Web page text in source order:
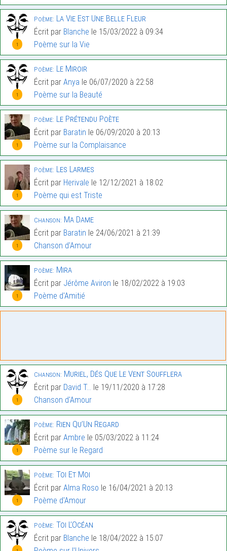
1
Poème: La Vie Est Une Belle Fleur
Écrit par Blanche le 15/03/2022 à 09:34
Poème sur la Vie
1
Poème: Le Miroir
Écrit par Anya le 06/07/2020 à 22:58
Poème sur la Beauté
1
Poème: Le Prétendu Poète
Écrit par Baratin le 06/09/2020 à 20:13
Poème sur la Complaisance
1
Poème: Les Larmes
Écrit par Herivale le 12/12/2021 à 18:02
Poème qui est Triste
1
Chanson: Ma Dame
Écrit par Baratin le 24/06/2021 à 21:39
Chanson d'Amour
1
Poème: Mira
Écrit par Jérôme Aviron le 18/02/2022 à 19:03
Poème d'Amitié
1
Chanson: Muriel, Dés Que Le Vent Soufflera
Écrit par David T... le 19/11/2020 à 17:28
Chanson d'Amour
1
Poème: Rien Qu’Un Regard
Écrit par Ambre le 05/03/2022 à 11:24
Poème sur le Regard
1
Poème: Toi Et Moi
Écrit par Alma Roso le 16/04/2021 à 20:13
Poème d'Amour
Poème: Toi L’Océan
Écrit par Blanche le 18/04/2022 à 15:07